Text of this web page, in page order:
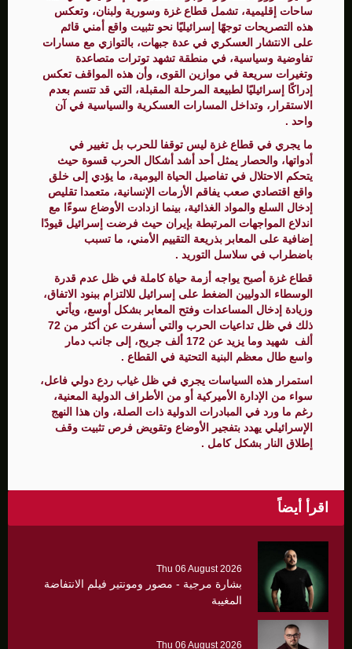
ساحات إقليمية، تشمل قطاع غزة وسورية ولبنان، وتعكس
هذه التصريحات توجهًا إسرائيليًا نحو تثبيت واقع أمني قائم
على الانتشار العسكري في عدة جبهات، بالتوازي مع مسارات
تفاوضية وسياسية، في منطقة تشهد توترات متصاعدة
وتغيرات سريعة في موازين القوى، وأن هذه المواقف تعكس
إدراكًا إسرائيليًا لطبيعة المرحلة المقبلة، التي قد تتسم بعدم
الاستقرار، وتداخل المسارات العسكرية والسياسية في آن
واحد .
ما يجري في قطاع غزة ليس توقفا للحرب بل تغيير في
أدواتها، والحصار يمثل أحد أشد أشكال الحرب قسوة حيث
يتحكم الاحتلال في تفاصيل الحياة اليومية، ما يؤدي إلى خلق
واقع اقتصادي صعب يفاقم الأزمات الإنسانية، متعمدا تقليص
إدخال السلع والمواد الغذائية، بينما ازدادت الأوضاع سوءًا مع
اندلاع المواجهات المرتبطة بإيران حيث فرضت إسرائيل قيودًا
إضافية على المعابر بذريعة التقييم الأمني، ما تسبب
باضطراب في سلاسل التوريد .
قطاع غزة أصبح يواجه أزمة حياة كاملة في ظل عدم قدرة
الوسطاء الدوليين الضغط على إسرائيل للالتزام ببنود الاتفاق،
وزيادة إدخال المساعدات وفتح المعابر بشكل أوسع، ويأتي
ذلك في ظل تداعيات الحرب والتي أسفرت عن أكثر من 72
ألف شهيد وما يزيد عن 172 ألف جريح، إلى جانب دمار
واسع طال معظم البنية التحتية في القطاع .
استمرار هذه السياسات يجري في ظل غياب ردع دولي فاعل،
سواء من الإدارة الأميركية أو من الأطراف الدولية المعنية،
رغم ما ورد في المبادرات الدولية ذات الصلة، وان هذا النهج
الإسرائيلي يهدد بتفجير الأوضاع وتقويض فرص تثبيت وقف
إطلاق النار بشكل كامل .
اقرأ أيضاً
Thu 06 August 2026
بشارة مرجية - مصور ومونتير فيلم الانتفاضة
المغيبة
Thu 06 August 2026